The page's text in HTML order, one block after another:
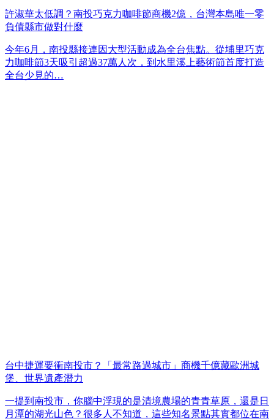
許淑華太低調？南投巧克力咖啡節商機2億，台灣本島唯一零
負債縣市做對什麼
今年6月，南投縣接連因大型活動成為全台焦點。從埔里巧克
力咖啡節3天吸引超過37萬人次，到水里溪上藝術節首度打造
全台少見的…
台中捷運要衝南投市？「最常路過城市」商機千億藏歐洲城
堡、世界遺產潛力
一提到南投市，你腦中浮現的是清境農場的青青草原，還是日
月潭的湖光山色？很多人不知道，這些知名景點其實都位在南